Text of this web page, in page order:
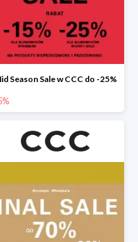
Season Sale w CCC do -25%